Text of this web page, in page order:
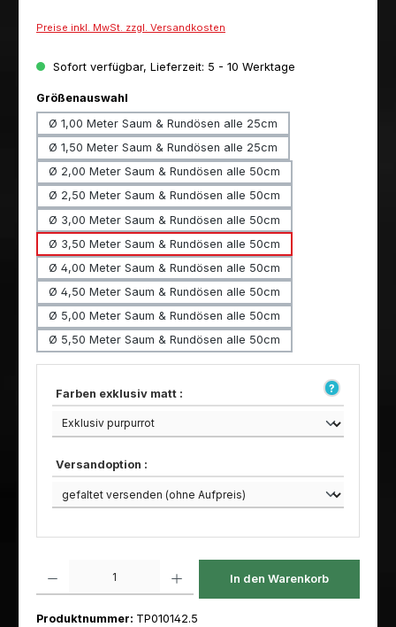
Preise inkl. MwSt. zzgl. Versandkosten
Sofort verfügbar, Lieferzeit: 5 - 10 Werktage
Größenauswahl
Ø 1,00 Meter Saum & Rundösen alle 25cm
Ø 1,50 Meter Saum & Rundösen alle 25cm
Ø 2,00 Meter Saum & Rundösen alle 50cm
Ø 2,50 Meter Saum & Rundösen alle 50cm
Ø 3,00 Meter Saum & Rundösen alle 50cm
Ø 3,50 Meter Saum & Rundösen alle 50cm
Ø 4,00 Meter Saum & Rundösen alle 50cm
Ø 4,50 Meter Saum & Rundösen alle 50cm
Ø 5,00 Meter Saum & Rundösen alle 50cm
Ø 5,50 Meter Saum & Rundösen alle 50cm
Farben exklusiv matt :
Versandoption :
In den Warenkorb
Produktnummer: TP010142.5